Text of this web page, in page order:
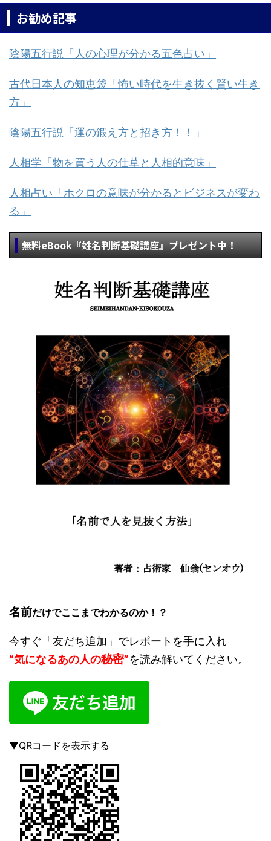
お勧め記事
陰陽五行説「人の心理が分かる五色占い」
古代日本人の知恵袋「怖い時代を生き抜く賢い生き
方」
陰陽五行説「運の鍛え方と招き方！！」
人相学「物を買う人の仕草と人相的意味」
人相占い「ホクロの意味が分かるとビジネスが変わ
る」
無料eBook『姓名判断基礎講座』プレゼント中！
名前だけでここまでわかるのか！？
今すぐ「友だち追加」でレポートを手に入れ
“気になるあの人の秘密”を読み解いてください。
▼QRコードを表示する